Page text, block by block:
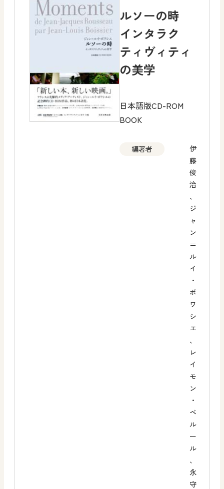
ルソーの時
インタラク
ティヴィティ
の美学
日本語版CD-ROM
BOOK
編著者
伊
藤
俊
治
、
ジ
ャ
ン
＝
ル
イ
・
ボ
ワ
シ
エ
、
レ
イ
モ
ン
・
ベ
ル
ー
ル
、
永
守